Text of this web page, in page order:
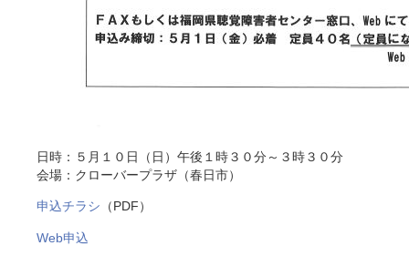
日時：５月１０日（日）午後１時３０分～３時３０分
会場：クローバープラザ（春日市）
申込チラシ （PDF）
Web申込